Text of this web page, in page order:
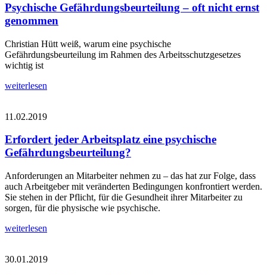
Psychische Gefährdungsbeurteilung – oft nicht ernst
genommen
Christian Hütt weiß, warum eine psychische
Gefährdungsbeurteilung im Rahmen des Arbeitsschutzgesetzes
wichtig ist
weiterlesen
11.02.2019
Erfordert jeder Arbeitsplatz eine psychische
Gefährdungsbeurteilung?
Anforderungen an Mitarbeiter nehmen zu – das hat zur Folge, dass
auch Arbeitgeber mit veränderten Bedingungen konfrontiert werden.
Sie stehen in der Pflicht, für die Gesundheit ihrer Mitarbeiter zu
sorgen, für die physische wie psychische.
weiterlesen
30.01.2019